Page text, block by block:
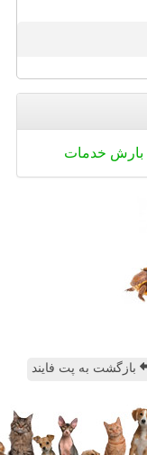
بارش خدمات
بازگشت به پت فایند